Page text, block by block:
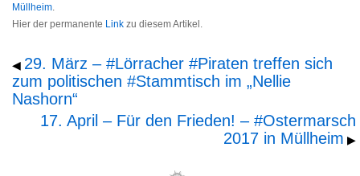
Müllheim.
Hier der permanente Link zu diesem Artikel.
◀ 29. März – #Lörracher #Piraten treffen sich
zum politischen #Stammtisch im „Nellie
Nashorn“
17. April – Für den Frieden! – #Ostermarsch
2017 in Müllheim ▶